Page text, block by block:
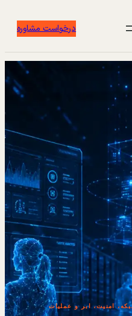
درخواست مشاوره